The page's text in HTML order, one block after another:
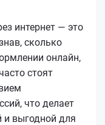
интернет — это
сколько
онлайн,
стоят
что делает
и выгодной для